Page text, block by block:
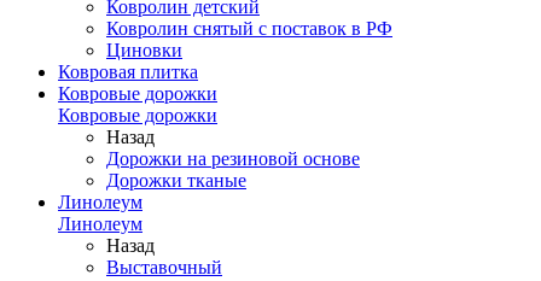
Ковролин детский
Ковролин снятый с поставок в РФ
Циновки
Ковровая плитка
Ковровые дорожки
Ковровые дорожки
Назад
Дорожки на резиновой основе
Дорожки тканые
Линолеум
Линолеум
Назад
Выставочный